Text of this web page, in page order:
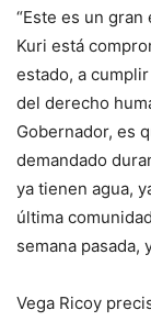
“Este es un
Kuri está
estado, a
del derecho
Gobernador, es
demandado
ya tienen agua,
última
semana pasada,
Vega Ricoy